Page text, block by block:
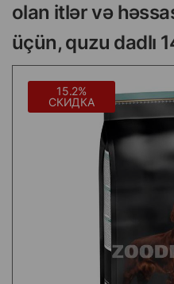
olan itlər və
üçün, quzu dadlı
15.2%
СКИДКА